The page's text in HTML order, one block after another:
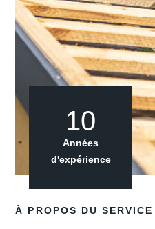
À PROPOS DU SERVICE
10
Années
d'expérience